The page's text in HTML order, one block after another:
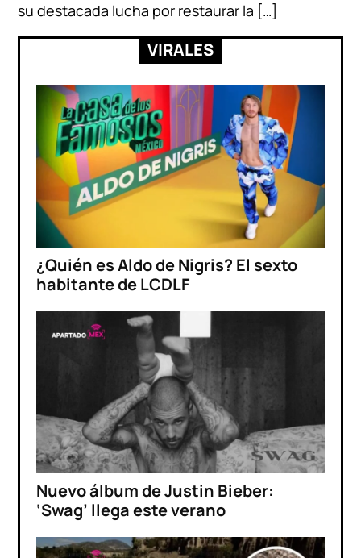
su destacada lucha por restaurar la […]
VIRALES
¿Quién es Aldo de Nigris? El sexto
habitante de LCDLF
Nuevo álbum de Justin Bieber:
‘Swag’ llega este verano